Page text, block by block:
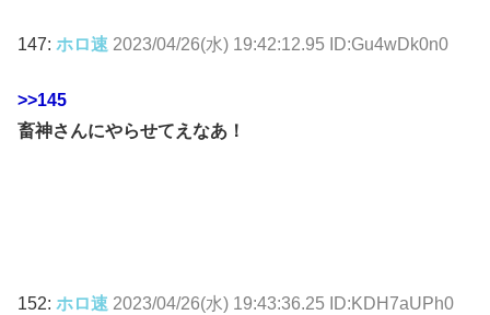
147: ホロ速 2023/04/26(水) 19:42:12.95 ID:Gu4wDk0n0
>>145
畜神さんにやらせてえなあ！
152: ホロ速 2023/04/26(水) 19:43:36.25 ID:KDH7aUPh0